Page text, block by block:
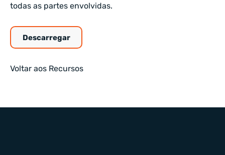
todas as partes envolvidas.
Descarregar
Voltar aos Recursos